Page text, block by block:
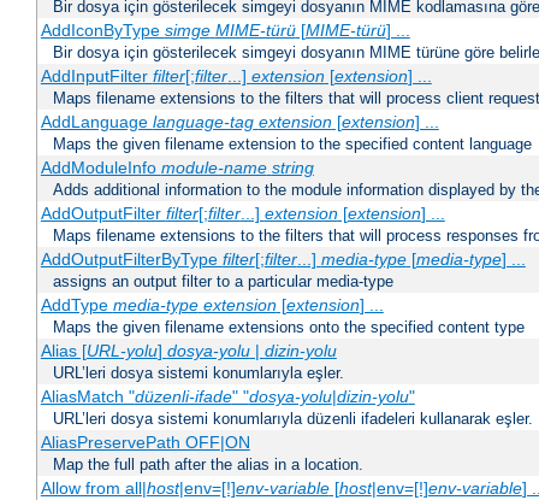
Bir dosya için gösterilecek simgeyi dosyanın MIME kodlamasına
AddIconByType simge MIME-türü[MIME-türü] ...
Bir dosya için gösterilecek simgeyi dosyanın MIME türüne göre
AddInputFilter filter[;filter...] extension[extension] ...
Maps filename extensions to the filters that will process client
AddLanguage language-tag extension[extension] ...
Maps the given filename extension to the specified content language
AddModuleInfo module-name string
Adds additional information to the module information displayed by
AddOutputFilter filter[;filter...] extension[extension] ...
Maps filename extensions to the filters that will process responses
AddOutputFilterByType filter[;filter...] media-type[media-type] ...
assigns an output filter to a particular media-type
AddType media-type extension[extension] ...
Maps the given filename extensions onto the specified content type
Alias [URL-yolu] dosya-yolu| dizin-yolu
URL’leri dosya sistemi konumlarıyla eşler.
AliasMatch "düzenli-ifade" "dosya-yolu|dizin-yolu"
URL’leri dosya sistemi konumlarıyla düzenli ifadeleri kullanarak eşler.
AliasPreservePath OFF|ON
Map the full path after the alias in a location.
Allow from all|host|env=[!]env-variable[host|env=[!]env-variable]